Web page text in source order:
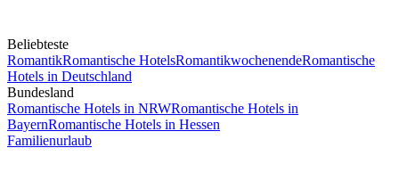
Beliebteste
RomantikRomantische HotelsRomantikwochenendeRomantische
Hotels in Deutschland
Bundesland
Romantische Hotels in NRWRomantische Hotels in
BayernRomantische Hotels in Hessen
Familienurlaub